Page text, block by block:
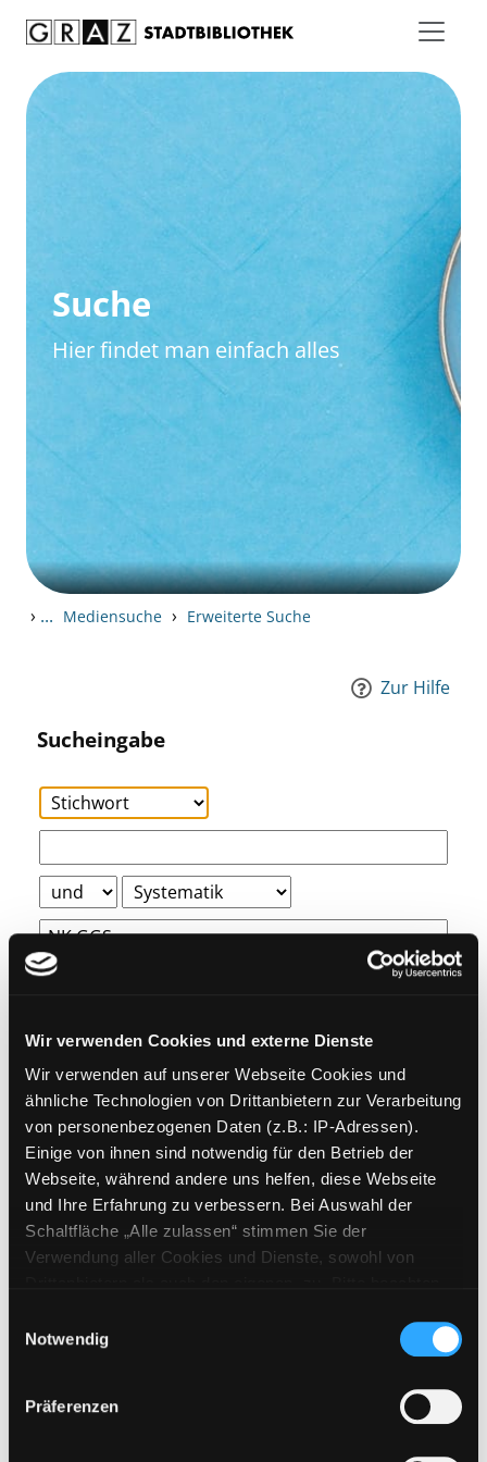
Wir verwenden Cookies und externe Dienste
Wir verwenden auf unserer Webseite Cookies und
ähnliche Technologien von Drittanbietern zur Verarbeitung
von personenbezogenen Daten (z.B.: IP-Adressen).
Einige von ihnen sind notwendig für den Betrieb der
Webseite, während andere uns helfen, diese Webseite
und Ihre Erfahrung zu verbessern. Bei Auswahl der
Schaltfläche „Alle zulassen“ stimmen Sie der
Verwendung aller Cookies und Dienste, sowohl von
Cookies von Drittanbietern, eine Verarbeitung in
unsicheren Drittländern (Länder außerhalb des EWR
ohne adäquates Datenschutzniveau) stattfinden kann. In
diesem Zusammenhang können aktuell Risiken für
Notwendig
Präferenzen
Suche
Hier findet man einfach alles
› ... Mediensuche › Erweiterte Suche
Zur Hilfe
Sucheingabe
Weitere Suchkriterien
Erwerbungen der letzten Tage
Jahr von
Medien anzeigen, die nach dem Jahr veröffentlicht
Jahr bis
Medien anzeigen, die vor dem
E-Medien
Mediengruppe